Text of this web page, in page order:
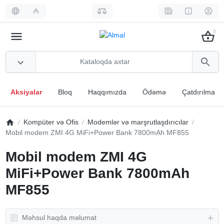
₼
0
Aksiyalar Bloq Haqqımızda Ödəmə Çatdırılma
Kompüter və Ofis
Modemlər və marşrutlaşdırıcılar
Mobil modem ZMI 4G MiFi+Power Bank 7800mAh MF855
Mobil modem ZMI 4G
MiFi+Power Bank 7800mAh
MF855
Məhsul haqda məlumat